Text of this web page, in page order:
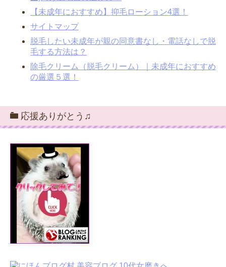
【未成年におすすめ】抑毛ローション4選！
サイトマップ
脱毛したい未成年が親の同意書なし・電話なしで脱
毛する方法は？
除毛クリーム（脱毛クリーム）｜未成年におすすめ
の厳選５選！
応援ありがとう♫